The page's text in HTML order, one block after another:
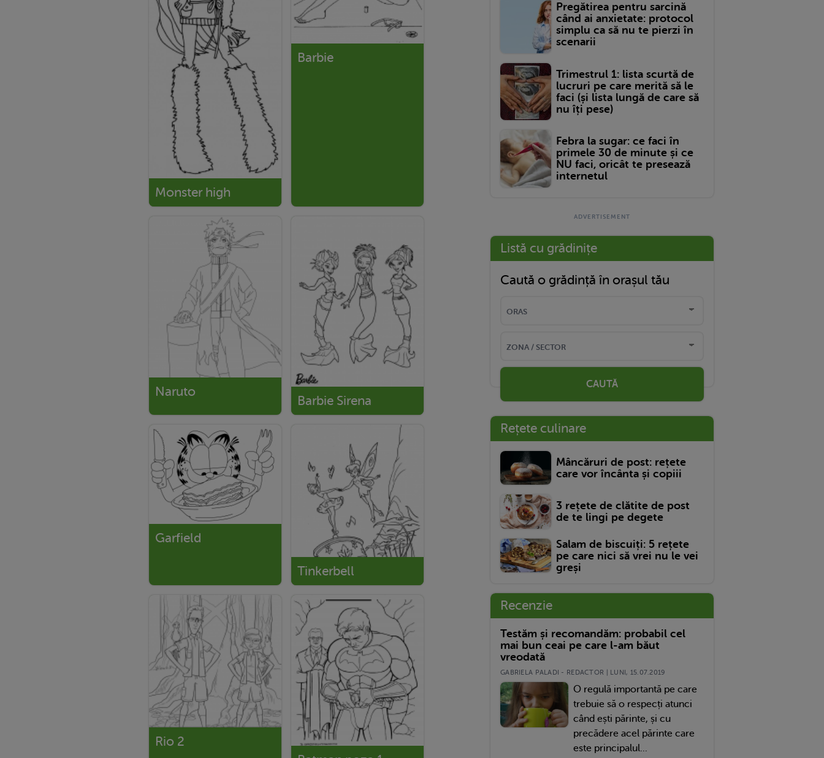
Monster high
Barbie
Naruto
Barbie Sirena
Garfield
Tinkerbell
Rio 2
Pregătirea pentru sarcină
când ai anxietate: protocol
simplu ca să nu te pierzi în
scenarii
Trimestrul 1: lista scurtă de
lucruri pe care merită să le
faci (și lista lungă de care să
nu îți pese)
Febra la sugar: ce faci în
primele 30 de minute și ce
NU faci, oricât te presează
internetul
Listă cu grădinițe
Caută o grădință în orașul tău
CAUTĂ
Rețete culinare
Mâncăruri de post: rețete
care vor încânta și copiii
3 rețete de clătite de post
de te lingi pe degete
Salam de biscuiți: 5 rețete
pe care nici să vrei nu le vei
greși
Recenzie
Testăm și recomandăm: probabil cel
mai bun ceai pe care l-am băut
vreodată
GABRIELA PALADI - REDACTOR | LUNI, 15.07.2019
O regulă importantă pe care
trebuie să o respecți atunci
când ești părinte, și cu
precădere acel părinte care
este principalul...